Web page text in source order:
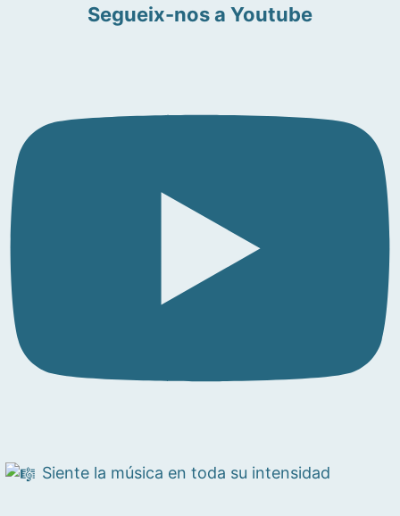
Segueix-nos a Youtube
Siente la música en toda su intensidad